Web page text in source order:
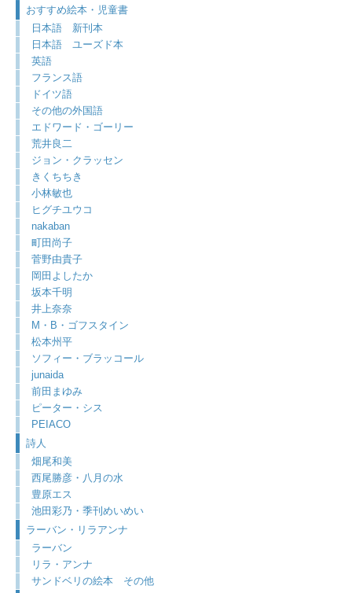
おすすめ絵本・児童書
日本語 新刊本
日本語 ユーズド本
英語
フランス語
ドイツ語
その他の外国語
エドワード・ゴーリー
荒井良二
ジョン・クラッセン
きくちちき
小林敏也
ヒグチユウコ
nakaban
町田尚子
菅野由貴子
岡田よしたか
坂本千明
井上奈奈
M・B・ゴフスタイン
松本州平
ソフィー・ブラッコール
junaida
前田まゆみ
ピーター・シス
PEIACO
詩人
畑尾和美
西尾勝彦・八月の水
豊原エス
池田彩乃・季刊めいめい
ラーバン・リラアンナ
ラーバン
リラ・アンナ
サンドベリの絵本 その他